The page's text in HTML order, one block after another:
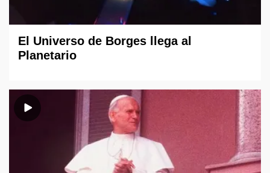
El Universo de Borges llega al
Planetario